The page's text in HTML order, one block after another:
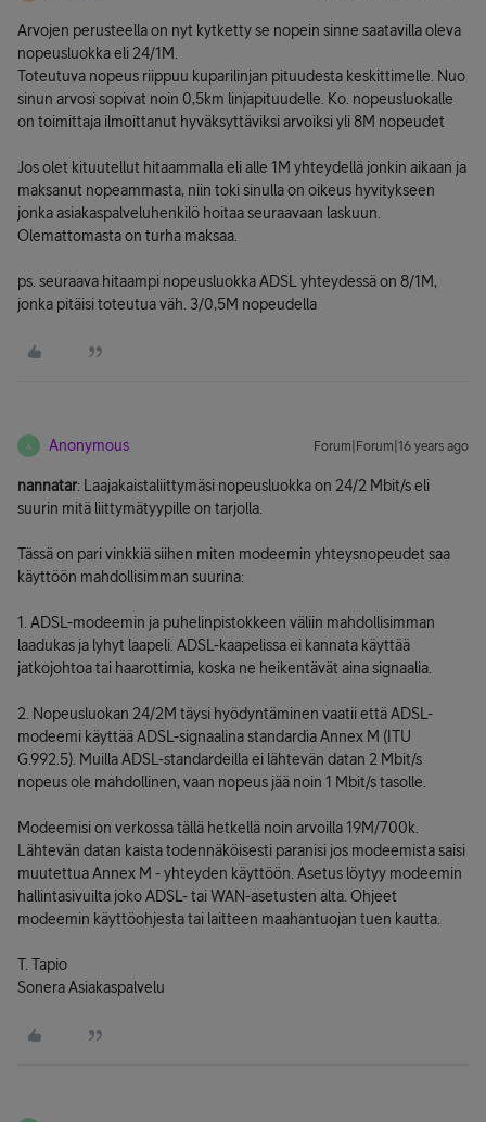
Arvojen perusteella on nyt kytketty se nopein sinne saatavilla oleva
nopeusluokka eli 24/1M.
Toteutuva nopeus riippuu kuparilinjan pituudesta keskittimelle. Nuo
sinun arvosi sopivat noin 0,5km linjapituudelle. Ko. nopeusluokalle
on toimittaja ilmoittanut hyväksyttäviksi arvoiksi yli 8M nopeudet
Jos olet kituutellut hitaammalla eli alle 1M yhteydellä jonkin aikaan ja
maksanut nopeammasta, niin toki sinulla on oikeus hyvitykseen
jonka asiakaspalveluhenkilö hoitaa seuraavaan laskuun.
Olemattomasta on turha maksaa.
ps. seuraava hitaampi nopeusluokka ADSL yhteydessä on 8/1M,
jonka pitäisi toteutua väh. 3/0,5M nopeudella
A Anonymous Forum|Forum|16 years ago
nannatar: Laajakaistaliittymäsi nopeusluokka on 24/2 Mbit/s eli
suurin mitä liittymätyypille on tarjolla.
Tässä on pari vinkkiä siihen miten modeemin yhteysnopeudet saa
käyttöön mahdollisimman suurina:
1. ADSL-modeemin ja puhelinpistokkeen väliin mahdollisimman
laadukas ja lyhyt laapeli. ADSL-kaapelissa ei kannata käyttää
jatkojohtoa tai haarottimia, koska ne heikentävät aina signaalia.
2. Nopeusluokan 24/2M täysi hyödyntäminen vaatii että ADSL-
modeemi käyttää ADSL-signaalina standardia Annex M (ITU
G.992.5). Muilla ADSL-standardeilla ei lähtevän datan 2 Mbit/s
nopeus ole mahdollinen, vaan nopeus jää noin 1 Mbit/s tasolle.
Modeemisi on verkossa tällä hetkellä noin arvoilla 19M/700k.
Lähtevän datan kaista todennäköisesti paranisi jos modeemista saisi
muutettua Annex M - yhteyden käyttöön. Asetus löytyy modeemin
hallintasivuilta joko ADSL- tai WAN-asetusten alta. Ohjeet
modeemin käyttöohjesta tai laitteen maahantuojan tuen kautta.
T. Tapio
Sonera Asiakaspalvelu